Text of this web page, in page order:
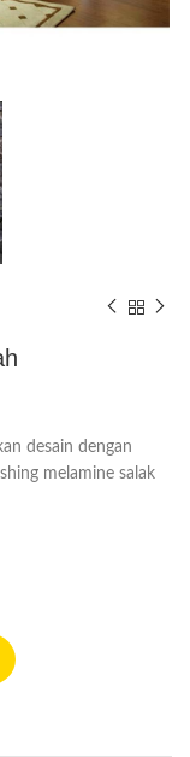
desain dengan
melamine salak